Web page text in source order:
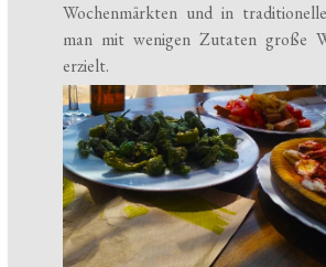
Wochenmärkten und in
man mit wenigen Zutaten große
erzielt.